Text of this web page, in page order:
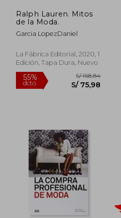
55%
Ralph Lauren. Mitos
de la Moda.
Garcia LopezDaniel
La Fábrica Editorial, 2020, 1
Edición, Tapa Dura, Nuevo